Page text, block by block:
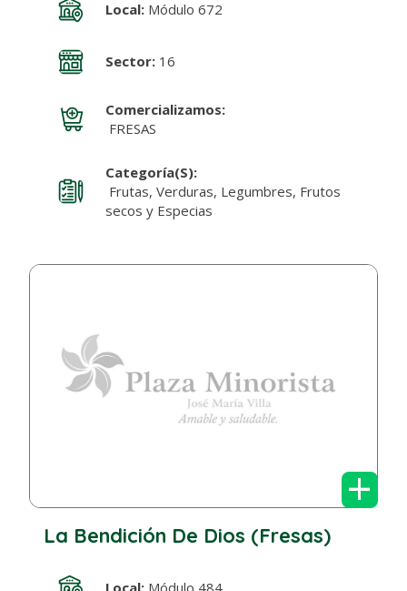
Local:Módulo 672
Sector:16
Comercializamos:
FRESAS
Categoría(s):
Frutas, Verduras, Legumbres, Frutos
secos y Especias
+
La Bendición De Dios (Fresas)
Local:Módulo 484